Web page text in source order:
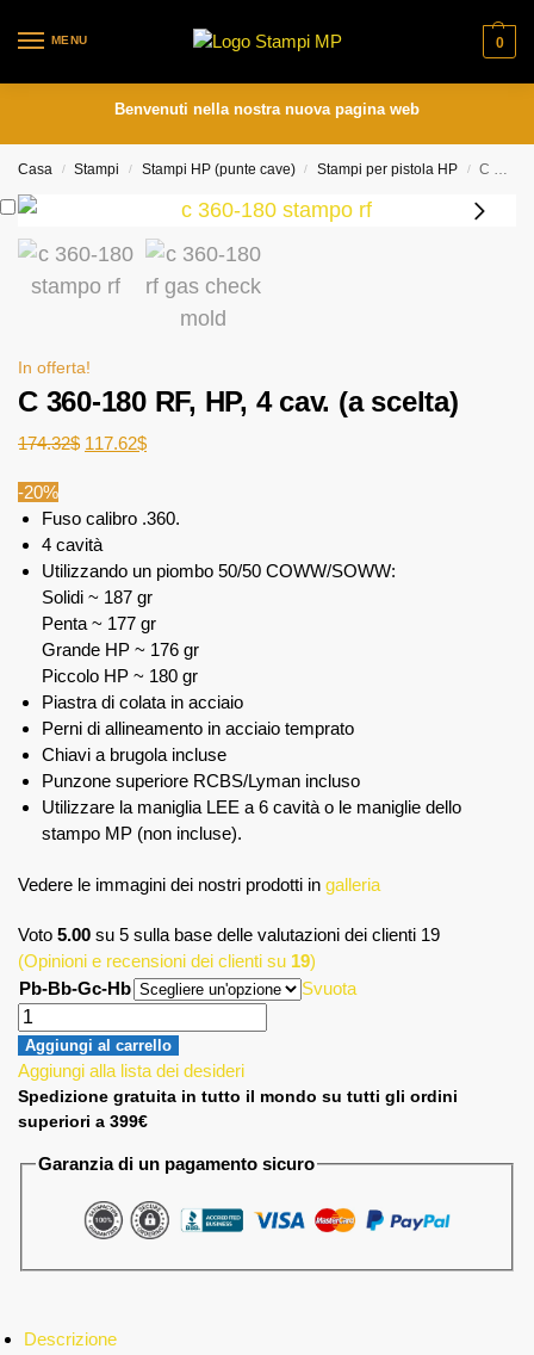
MENU 0
Benvenuti nella nostra nuova pagina web
Casa / Stampi / Stampi HP (punte cave) / Stampi per pistola HP / C 360-180 RF, HP, 4 cav. (a scelta)
In offerta!
C 360-180 RF, HP, 4 cav. (a scelta)
174.32$ 117.62$
-20%
Fuso calibro .360.
4 cavità
Utilizzando un piombo 50/50 COWW/SOWW:
Solidi ~ 187 gr
Penta ~ 177 gr
Grande HP ~ 176 gr
Piccolo HP ~ 180 gr
Piastra di colata in acciaio
Perni di allineamento in acciaio temprato
Chiavi a brugola incluse
Punzone superiore RCBS/Lyman incluso
Utilizzare la maniglia LEE a 6 cavità o le maniglie dello
stampo MP (non incluse).
Vedere le immagini dei nostri prodotti in galleria
Voto 5.00 su 5 sulla base delle valutazioni dei clienti 19
(Opinioni e recensioni dei clienti su 19)
Pb-Bb-Gc-Hb
Svuota
Aggiungi al carrello
Aggiungi alla lista dei desideri
Spedizione gratuita in tutto il mondo su tutti gli ordini
superiori a 399€
Garanzia di un pagamento sicuro
Descrizione